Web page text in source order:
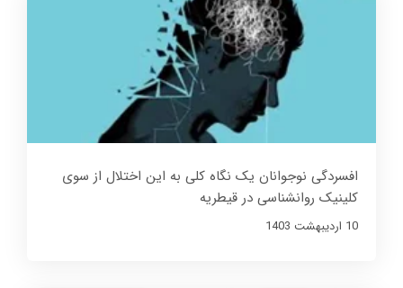
افسردگی نوجوانان یک نگاه کلی به این اختلال از سوی
کلینیک روانشناسی در قیطریه
10 ارديبهشت 1403